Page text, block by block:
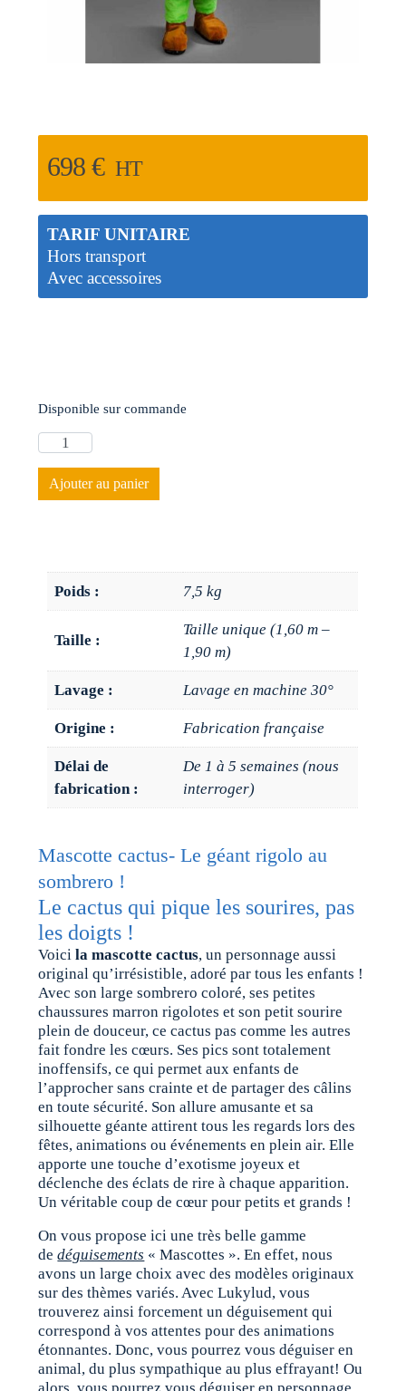
698€ HT
TARIF UNITAIRE
Hors transport
Avec accessoires
Disponible sur commande
Ajouter au panier
Poids : 7,5 kg
Taille :
Taille unique (1,60 m –
1,90 m)
Lavage : Lavage en machine 30°
Origine : Fabrication française
Délai de
fabrication :
De 1 à 5 semaines (nous
interroger)
Mascotte cactus- Le géant rigolo au
sombrero !
Le cactus qui pique les sourires, pas
les doigts !
Voicila mascotte cactus, un personnage aussi
original qu’irrésistible, adoré par tous les enfants !
Avec son large sombrero coloré, ses petites
chaussures marron rigolotes et son petit sourire
plein de douceur, ce cactus pas comme les autres
fait fondre les cœurs. Ses pics sont totalement
inoffensifs, ce qui permet aux enfants de
l’approcher sans crainte et de partager des câlins
en toute sécurité. Son allure amusante et sa
silhouette géante attirent tous les regards lors des
fêtes, animations ou événements en plein air. Elle
apporte une touche d’exotisme joyeux et
déclenche des éclats de rire à chaque apparition.
Un véritable coup de cœur pour petits et grands !
On vous propose ici une très belle gamme
dedéguisements « Mascottes ». En effet, nous
avons un large choix avec des modèles originaux
sur des thèmes variés. Avec Lukylud, vous
trouverez ainsi forcement un déguisement qui
correspond à vos attentes pour des animations
étonnantes. Donc, vous pourrez vous déguiser en
animal, du plus sympathique au plus effrayant! Ou